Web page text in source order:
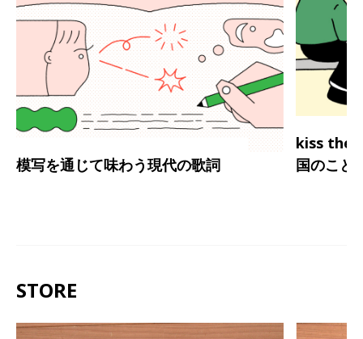
模写を通じて味わう現代の歌詞
kiss the
国のこと
STORE